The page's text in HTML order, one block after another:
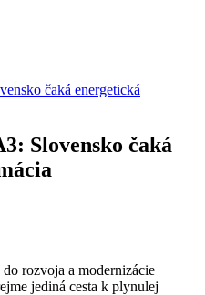
čaká energetická
Slovensko čaká
rozvoja a modernizácie
jediná cesta k plynulej